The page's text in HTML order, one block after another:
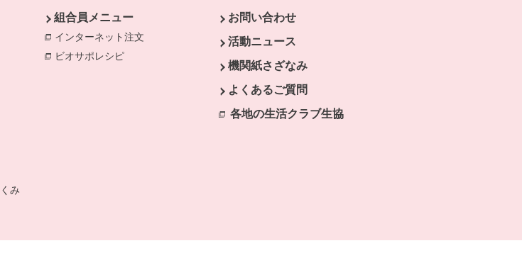
ンドウで開きます。
み
組合員メニュー
インターネット注文 別のウィンドウで開きます。
ビオサポレシピ
お問い合わせ
活動ニュース
機関紙さざなみ
よくあるご質問
各地の生活クラブ生協